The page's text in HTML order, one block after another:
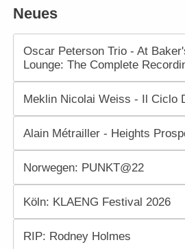
Neues
Oscar Peterson Trio - At
Lounge: The Complete
Meklin Nicolai Weiss - Il Ciclo
Alain Métrailler - Heights
Norwegen: PUNKT@22
Köln: KLAENG Festival 2026
RIP: Rodney Holmes